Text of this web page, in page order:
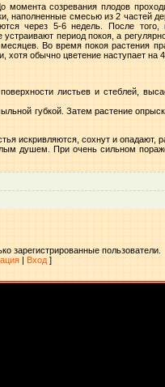
созревания плодов
наполненные смесью из 2 частей
через 5-6 недель. После того,
период покоя, а
Во время покоя растения
хотя обычно цветение наступает на 4
листьев и стеблей,
губкой. Затем растение
искривляются, сохнут и опадают,
душем. При очень сильном
зарегистрированные пользователи.
| Вход ]